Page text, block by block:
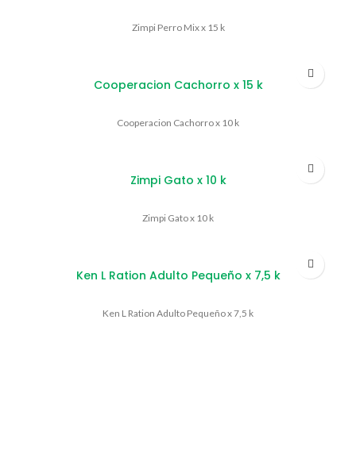
Zimpi Perro Mix x 15 k
Cooperacion Cachorro x 15 k
Cooperacion Cachorro x 10 k
Zimpi Gato x 10 k
Zimpi Gato x 10 k
Ken L Ration Adulto Pequeño x 7,5 k
Ken L Ration Adulto Pequeño x 7,5 k